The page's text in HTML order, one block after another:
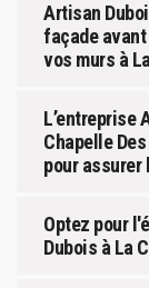
Artisan
façade avant
vos murs à
L’entreprise
Chapelle
pour assurer
Optez pour
Dubois à La